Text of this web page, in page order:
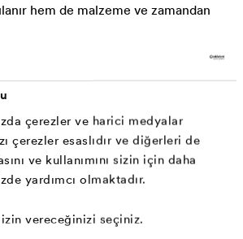
çerezler ve harici medyalar
çerezler esaslıdır ve diğerleri de
ve kullanımını sizin için daha
yardımcı olmaktadır.
vereceğinizi seçiniz.
hem de malzeme ve zamandan
soldan sağa ya da sağdan sola
mahya ve eğik derelerde tam
sebebiyle gereksiz fire
serildikten sonra, kendinden